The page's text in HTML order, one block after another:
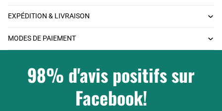
EXPÉDITION & LIVRAISON
MODES DE PAIEMENT
98% d'avis positifs sur
Facebook!